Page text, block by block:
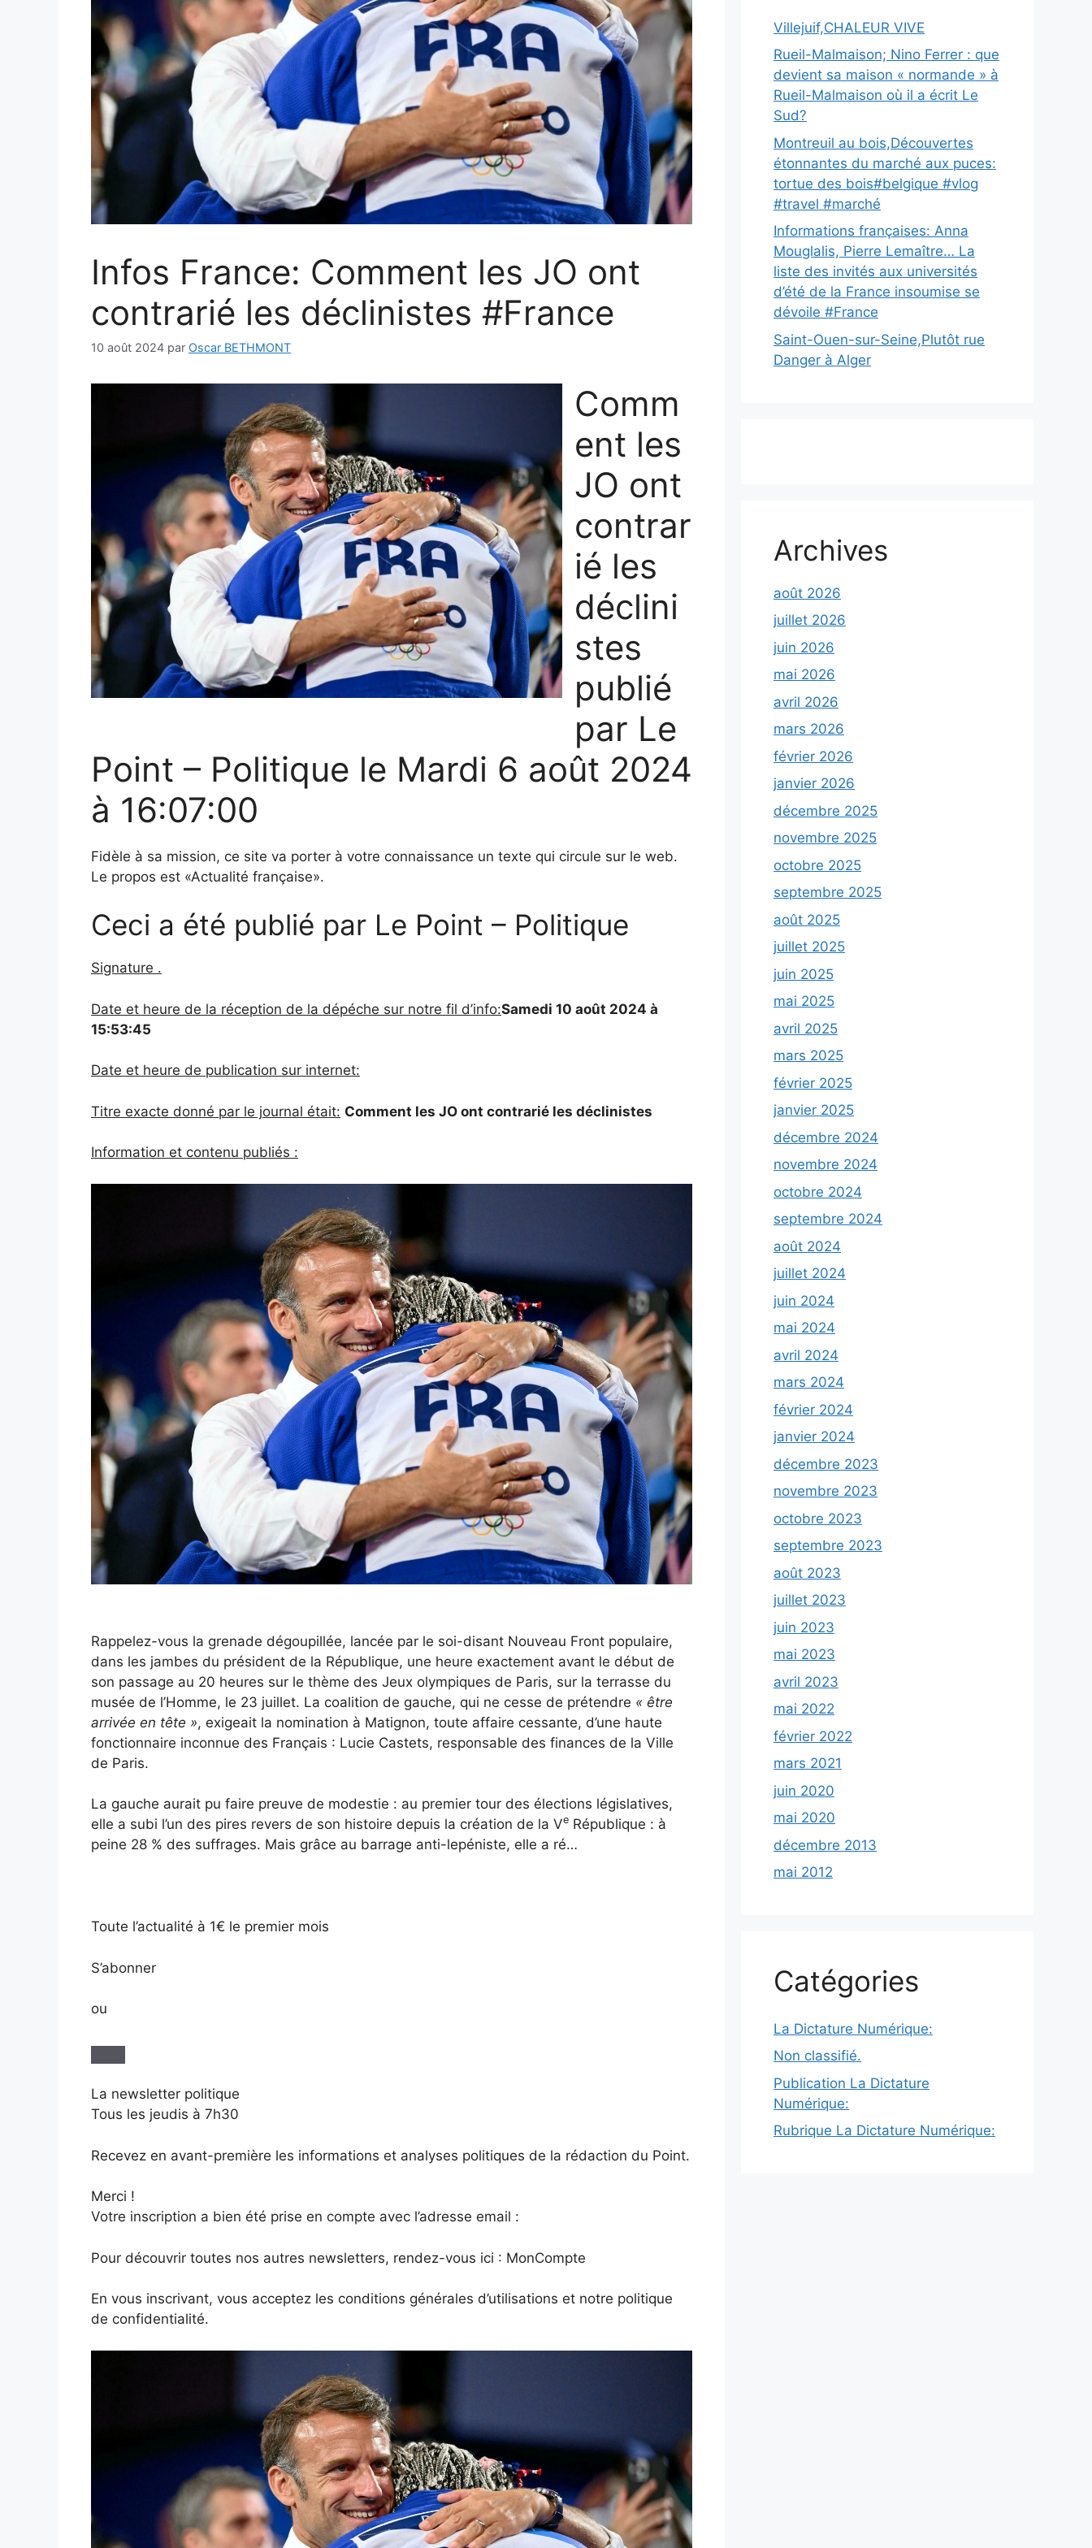
Infos France: Comment les JO ont
contrarié les déclinistes #France
10 août 2024 par Oscar BETHMONT
Comm
ent les
JO ont
contrar
ié les
déclini
stes
publié
par Le
Point – Politique le Mardi 6 août 2024
à 16:07:00
Fidèle à sa mission, ce site va porter à votre connaissance un texte qui circule sur le web.
Le propos est «Actualité française».
Ceci a été publié par Le Point – Politique
Signature .
Date et heure de la réception de la dépéche sur notre fil d’info:Samedi 10 août 2024 à
15:53:45
Date et heure de publication sur internet:
Titre exacte donné par le journal était: Comment les JO ont contrarié les déclinistes
Information et contenu publiés :
Rappelez-vous la grenade dégoupillée, lancée par le soi-disant Nouveau Front populaire,
dans les jambes du président de la République, une heure exactement avant le début de
son passage au 20 heures sur le thème des Jeux olympiques de Paris, sur la terrasse du
musée de l’Homme, le 23 juillet. La coalition de gauche, qui ne cesse de prétendre « être
arrivée en tête », exigeait la nomination à Matignon, toute affaire cessante, d’une haute
fonctionnaire inconnue des Français : Lucie Castets, responsable des finances de la Ville
de Paris.
La gauche aurait pu faire preuve de modestie : au premier tour des élections législatives,
elle a subi l’un des pires revers de son histoire depuis la création de la Ve République : à
peine 28 % des suffrages. Mais grâce au barrage anti-lepéniste, elle a ré…
Toute l’actualité à 1€ le premier mois
S’abonner
ou
La newsletter politique
Tous les jeudis à 7h30
Recevez en avant-première les informations et analyses politiques de la rédaction du Point.
Merci !
Votre inscription a bien été prise en compte avec l’adresse email :
Pour découvrir toutes nos autres newsletters, rendez-vous ici : MonCompte
En vous inscrivant, vous acceptez les conditions générales d’utilisations et notre politique
de confidentialité.
Villejuif,CHALEUR VIVE
Rueil-Malmaison; Nino Ferrer : que
devient sa maison « normande » à
Rueil-Malmaison où il a écrit Le
Sud?
Montreuil au bois,Découvertes
étonnantes du marché aux puces:
tortue des bois#belgique #vlog
#travel #marché
Informations françaises: Anna
Mouglalis, Pierre Lemaître… La
liste des invités aux universités
d’été de la France insoumise se
dévoile #France
Saint-Ouen-sur-Seine,Plutôt rue
Danger à Alger
Archives
août 2026
juillet 2026
juin 2026
mai 2026
avril 2026
mars 2026
février 2026
janvier 2026
décembre 2025
novembre 2025
octobre 2025
septembre 2025
août 2025
juillet 2025
juin 2025
mai 2025
avril 2025
mars 2025
février 2025
janvier 2025
décembre 2024
novembre 2024
octobre 2024
septembre 2024
août 2024
juillet 2024
juin 2024
mai 2024
avril 2024
mars 2024
février 2024
janvier 2024
décembre 2023
novembre 2023
octobre 2023
septembre 2023
août 2023
juillet 2023
juin 2023
mai 2023
avril 2023
mai 2022
février 2022
mars 2021
juin 2020
mai 2020
décembre 2013
mai 2012
Catégories
La Dictature Numérique:
Non classifié.
Publication La Dictature
Numérique:
Rubrique La Dictature Numérique: